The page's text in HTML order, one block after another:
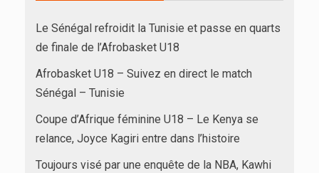
Le Sénégal refroidit la Tunisie et passe en quarts
de finale de l’Afrobasket U18
Afrobasket U18 – Suivez en direct le match
Sénégal – Tunisie
Coupe d’Afrique féminine U18 – Le Kenya se
relance, Joyce Kagiri entre dans l’histoire
Toujours visé par une enquête de la NBA, Kawhi